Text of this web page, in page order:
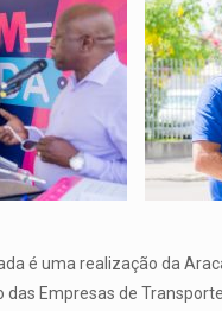
é uma realização da
Empresas de